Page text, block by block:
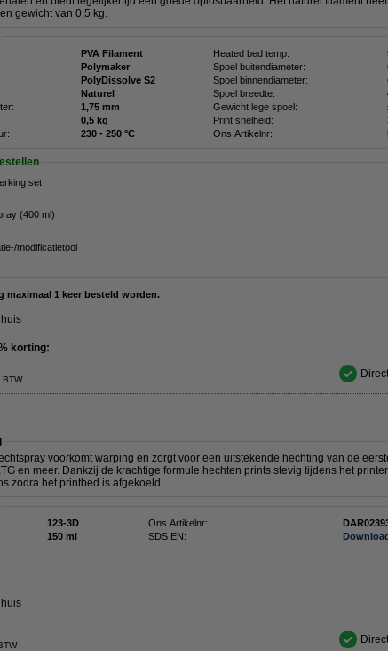
gewicht van 0,5 kg.
PVA Filament Heated bed temp:
Polymaker Spoel buitendiameter:
PolyDissolve S2 Spoel binnendiameter:
Naturel Spoel breedte:
1,75 mm Gewicht lege spoel:
0,5 kg Print snelheid:
230 - 250 °C Ons Artikelnr:
set
(400 ml)
modificatietool
maximaal 1 keer besteld worden.
korting:
BTW
voorkomt warping en zorgt voor een uitstekende hechting van de
en meer. Dankzij de krachtige formule hechten prints stevig tijdens het
zodra het printbed is afgekoeld.
123-3D Ons Artikelnr:
150 ml SDS EN: